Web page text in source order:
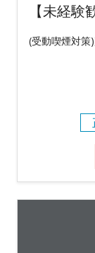
【未経験
(受動喫煙対策